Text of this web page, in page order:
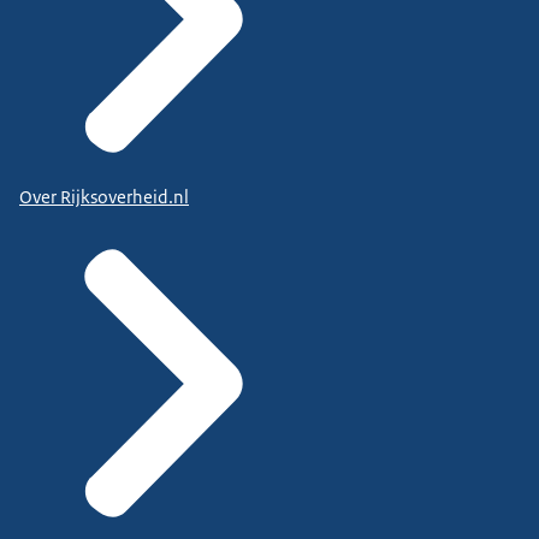
Over Rijksoverheid.nl